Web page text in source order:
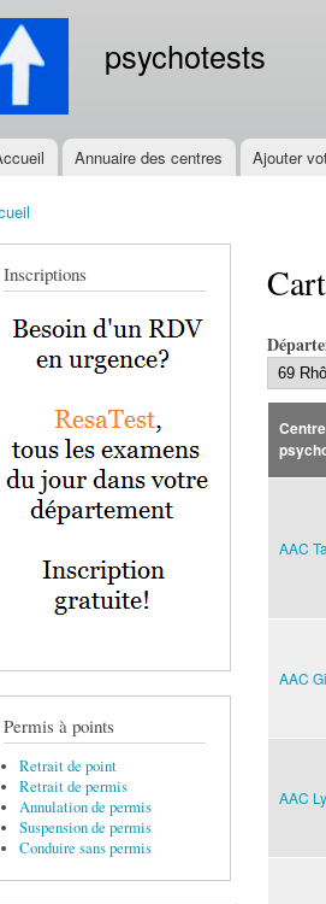
psychotests
principal
Annuaire des centres Ajouter
Inscriptions
Permis à points
Retrait de point
Retrait de permis
Annulation de permis
Suspension de permis
Conduire sans permis
AAC
AAC
AAC